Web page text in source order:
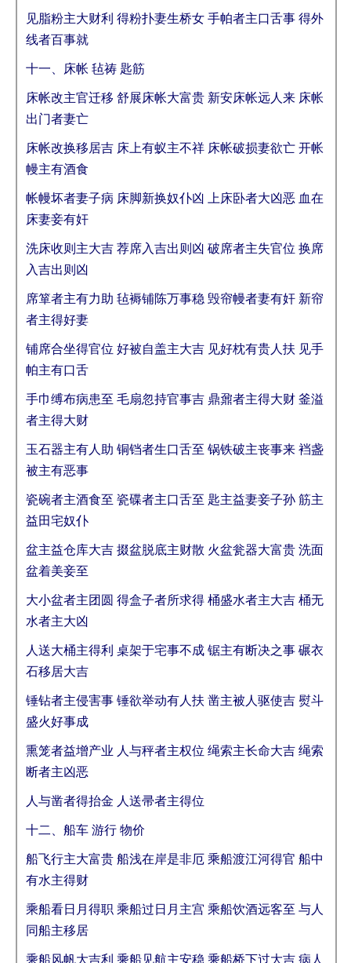
见脂粉主大财利 得粉扑妻生桥女 手帕者主口舌事 得外
线者百事就
十一、床帐 毡祷 匙筋
床帐改主官迁移 舒展床帐大富贵 新安床帐远人来 床帐
出门者妻亡
床帐改换移居吉 床上有蚁主不祥 床帐破损妻欲亡 开帐
幔主有酒食
帐幔坏者妻子病 床脚新换奴仆凶 上床卧者大凶恶 血在
床妻妾有奸
洗床收则主大吉 荐席入吉出则凶 破席者主失官位 换席
入吉出则凶
席箪者主有力助 毡褥铺陈万事稳 毁帘幔者妻有奸 新帘
者主得好妻
铺席合坐得官位 好被自盖主大吉 见好枕有贵人扶 见手
帕主有口舌
手巾缚布病患至 毛扇忽持官事吉 鼎鼐者主得大财 釜溢
者主得大财
玉石器主有人助 铜铛者生口舌至 锅铁破主丧事来 裆盏
被主有恶事
瓷碗者主酒食至 瓷碟者主口舌至 匙主益妻妾子孙 筋主
益田宅奴仆
盆主益仓库大吉 掇盆脱底主财散 火盆瓮器大富贵 洗面
盆着美妾至
大小盆者主团圆 得盒子者所求得 桶盛水者主大吉 桶无
水者主大凶
人送大桶主得利 桌架于宅事不成 锯主有断决之事 碾衣
石移居大吉
锤钻者主侵害事 锤欲举动有人扶 凿主被人驱使吉 熨斗
盛火好事成
熏笼者益增产业 人与秤者主权位 绳索主长命大吉 绳索
断者主凶恶
人与凿者得抬金 人送帚者主得位
十二、船车 游行 物价
船飞行主大富贵 船浅在岸是非厄 乘船渡江河得官 船中
有水主得财
乘船看日月得职 乘船过日月主宫 乘船饮酒远客至 与人
同船主移居
乘船风帆大吉利 乘船见航主安稳 乘船桥下过大吉 病人